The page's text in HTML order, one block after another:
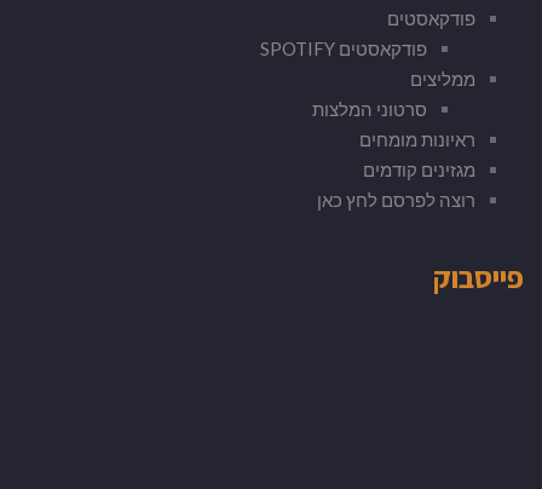
פודקאסטים
פודקאסטים SPOTIFY
ממליצים
סרטוני המלצות
ראיונות מומחים
מגזינים קודמים
רוצה לפרסם לחץ כאן
פייסבוק